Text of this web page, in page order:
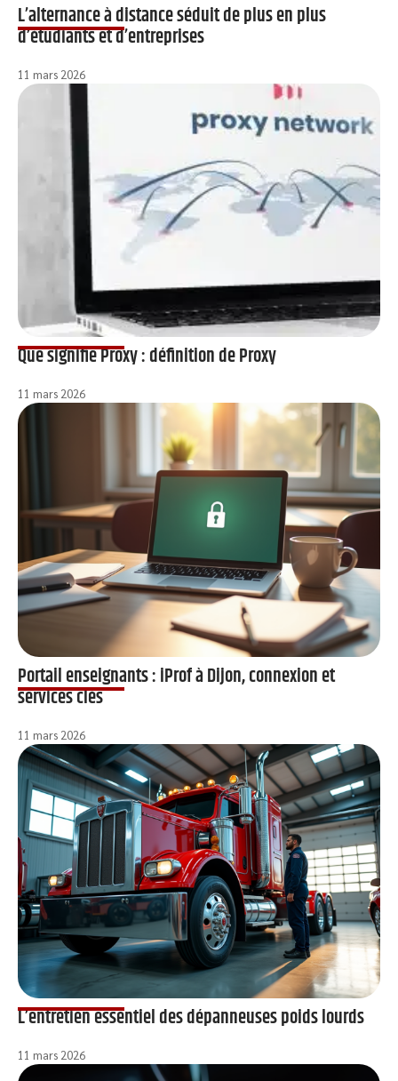
L’alternance à distance séduit de plus en plus
d’étudiants et d’entreprises
11 mars 2026
Que signifie Proxy : définition de Proxy
11 mars 2026
Portail enseignants : iProf à Dijon, connexion et
services clés
11 mars 2026
L’entretien essentiel des dépanneuses poids lourds
11 mars 2026